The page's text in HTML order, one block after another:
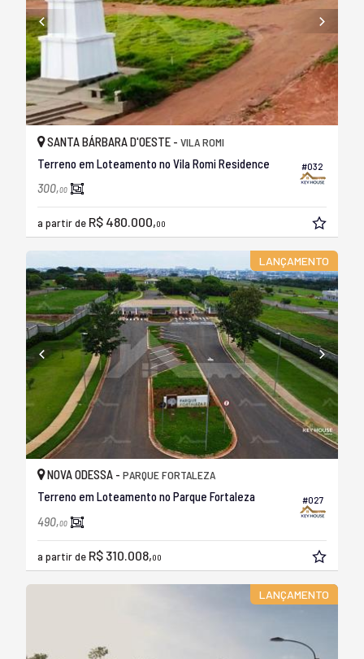
#032
SANTA BÁRBARA D'OESTE - VILA ROMI
Terreno em Loteamento no Vila Romi Residence
300,00
a partir de R$ 480.000,00
LANÇAMENTO
#027
NOVA ODESSA - PARQUE FORTALEZA
Terreno em Loteamento no Parque Fortaleza
490,00
a partir de R$ 310.008,00
LANÇAMENTO